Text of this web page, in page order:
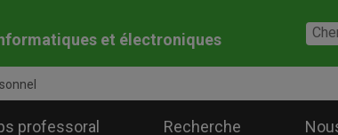
et électroniques
professoral Recherche